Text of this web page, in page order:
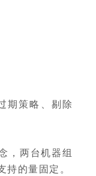
期策略、剔除
，两台机器组
的量固定。